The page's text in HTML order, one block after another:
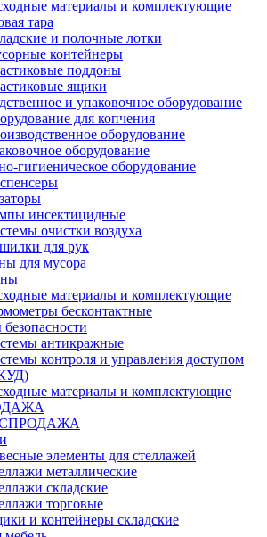
материалы и комплектующие
тара
и полочные лотки
контейнеры
поддоны
ящики
и упаковочное оборудование
для копчения
оборудование
оборудование
гигиеническое оборудование
инсектицидные
очистки воздуха
для рук
для мусора
материалы и комплектующие
бесконтактные
антикражные
контроля и управления доступом
материалы и комплектующие
элементы для стеллажей
металлические
складские
торговые
и контейнеры складские